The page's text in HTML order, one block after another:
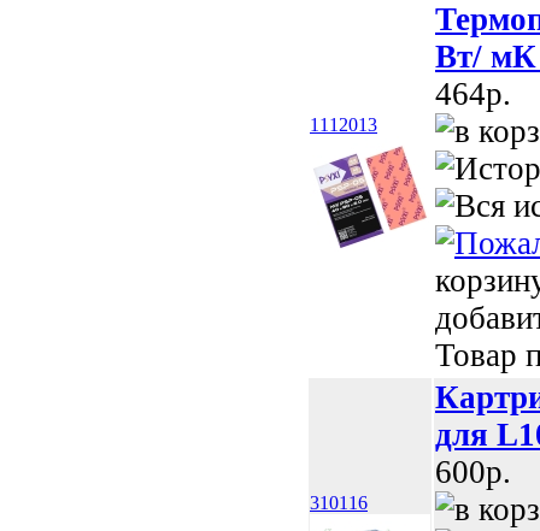
1112013
Вт/ мК
464p.
Товар
310116
для
600p.